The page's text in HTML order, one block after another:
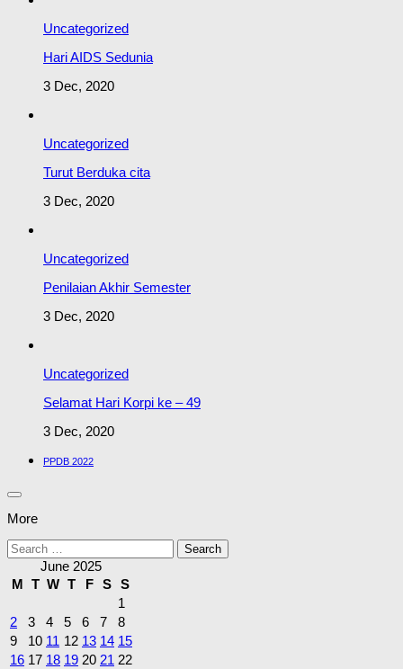
Uncategorized
Hari AIDS Sedunia
3 Dec, 2020
Uncategorized
Turut Berduka cita
3 Dec, 2020
Uncategorized
Penilaian Akhir Semester
3 Dec, 2020
Uncategorized
Selamat Hari Korpi ke – 49
3 Dec, 2020
PPDB 2022
More
Search
for:
June 2025
M T W T F S S
1
2
3 4 5 6 7
8
9
10 11 12 13 14 15
16 17 18 19 20 21 22